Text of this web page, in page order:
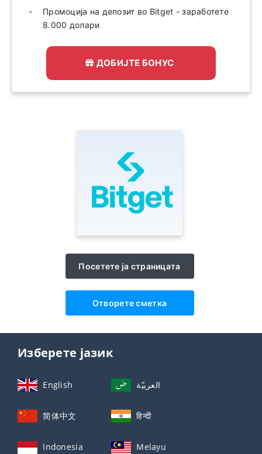
Промоција на депозит во Bitget - заработете
8.000 долари
ДОБИЈТЕ БОНУС
Посетете ја страницата
Отворете сметка
Изберете јазик
English العربيّة
简体中文 हिन्दी
Indonesia Melayu